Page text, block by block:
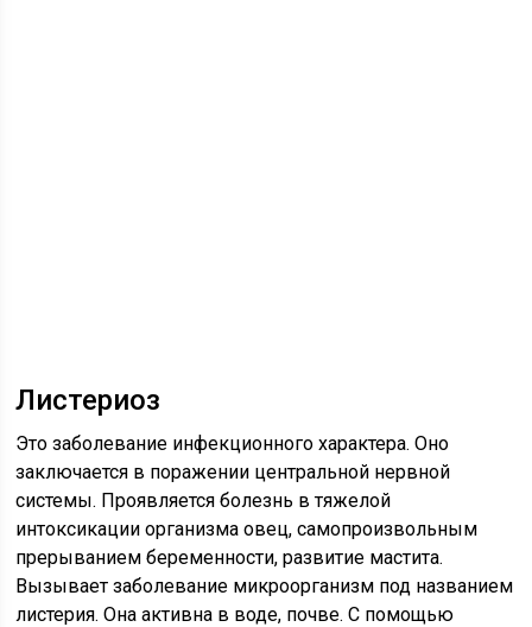
Листериоз
Это заболевание инфекционного характера. Оно
заключается в поражении центральной нервной
системы. Проявляется болезнь в тяжелой
интоксикации организма овец, самопроизвольным
прерыванием беременности, развитие мастита.
Вызывает заболевание микроорганизм под названием
листерия. Она активна в воде, почве. С помощью